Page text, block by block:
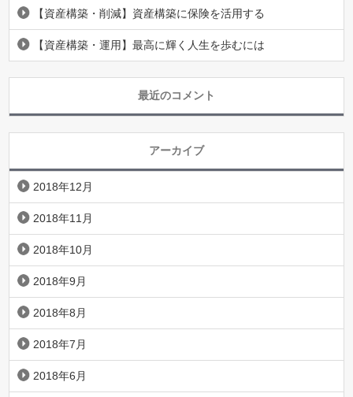
【資産構築・削減】資産構築に保険を活用する
【資産構築・運用】最高に輝く人生を歩むには
最近のコメント
アーカイブ
2018年12月
2018年11月
2018年10月
2018年9月
2018年8月
2018年7月
2018年6月